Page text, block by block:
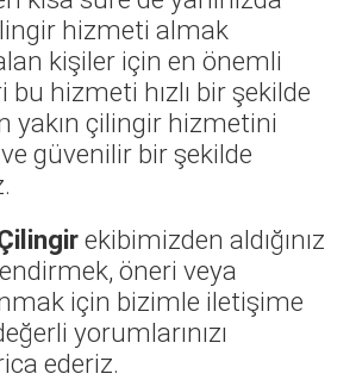
hizmeti almak
kişiler için en önemli
hizmeti hızlı bir şekilde
yakın çilingir hizmetini
ve güvenilir bir şekilde
ekibimizden aldığınız
öneri veya
için bizimle iletişime
yorumlarınızı
ederiz.